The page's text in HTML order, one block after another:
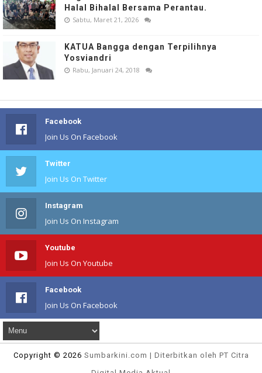
Halal Bihalal Bersama Perantau.
Sabtu, Maret 21, 2026
KATUA Bangga dengan Terpilihnya
Yosviandri
Rabu, Januari 24, 2018
Facebook
Join Us On Facebook
Twitter
Join Us On Twitter
Instagram
Join Us On Instagram
Youtube
Join Us On Youtube
Facebook
Join Us On Facebook
Copyright © 2026 Sumbarkini .com | Diterbitkan oleh PT Citra